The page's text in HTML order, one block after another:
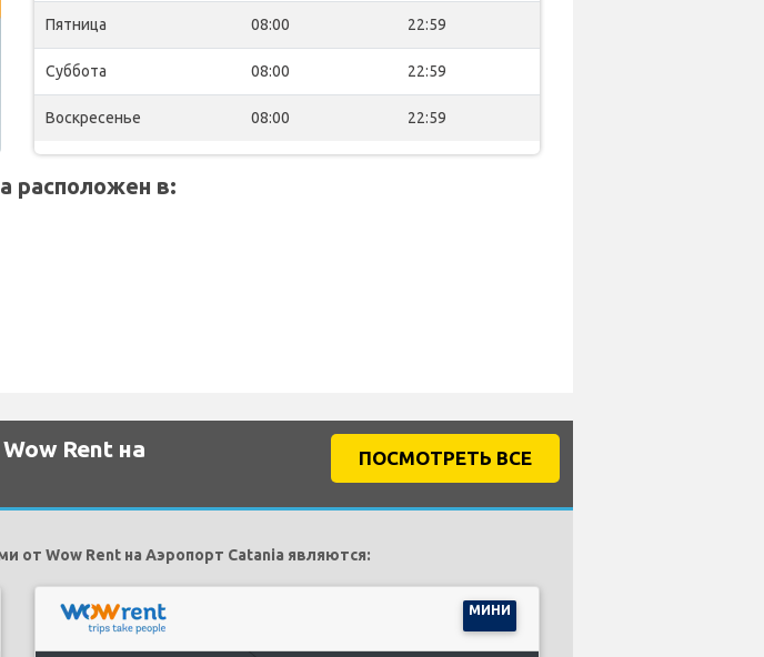
Пятница 08:00 22:59
Суббота 08:00 22:59
Воскресенье 08:00 22:59
расположен в:
Rent на
ПОСМОТРЕТЬ ВСЕ
Wow Rent на Аэропорт Catania являются:
МИНИ